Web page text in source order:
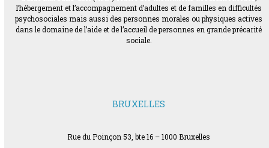
l’hébergement et l’accompagnement d’adultes et de familles en difficultés
psychosociales mais aussi des personnes morales ou physiques actives
dans le domaine de l’aide et de l’accueil de personnes en grande précarité
sociale.
BRUXELLES
Rue du Poinçon 53, bte 16 – 1000 Bruxelles